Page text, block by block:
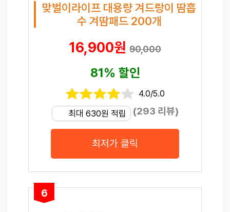
맞벌이라이프 대용량 겨드랑이 땀흡
수 겨땀패드 200개
16,900원 90,000
81% 할인
4.0/5.0
최대 630원 적립 (293 리뷰)
최저가 클릭
6